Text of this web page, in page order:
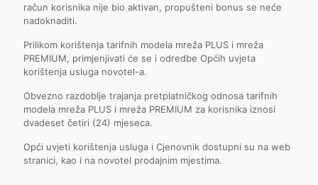
račun korisnika nije bio aktivan, propušteni bonus se neće
nadoknaditi.
Prilikom korištenja tarifnih modela mreža PLUS i mreža
PREMIUM, primjenjivati će se i odredbe Općih uvjeta
korištenja usluga novotel-a.
Obvezno razdoblje trajanja pretplatničkog odnosa tarifnih
modela mreža PLUS i mreža PREMIUM za korisnika iznosi
dvadeset četiri (24) mjeseca.
Opći uvjeti korištenja usluga i Cjenovnik dostupni su na web
stranici, kao i na novotel prodajnim mjestima.